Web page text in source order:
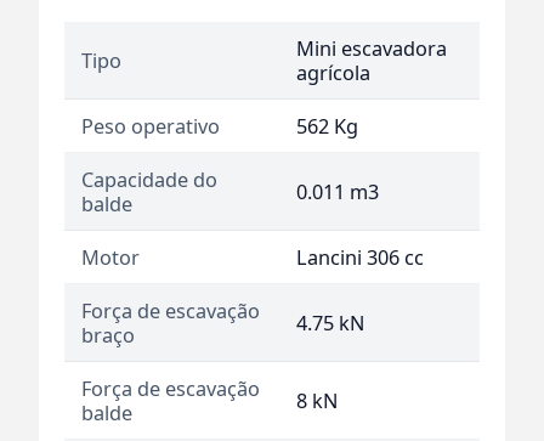
Tipo
Mini escavadora
agrícola
Peso operativo
562 Kg
Capacidade do
balde
0.011 m3
Motor
Lancini 306 cc
Força de escavação
braço
4.75 kN
Força de escavação
balde
8 kN